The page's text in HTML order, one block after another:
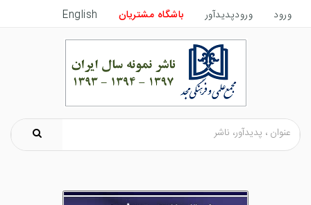
ورود ورودپدیدآور باشگاه مشتریان English